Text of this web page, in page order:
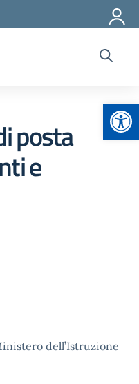
posta
e
dell’Istruzione